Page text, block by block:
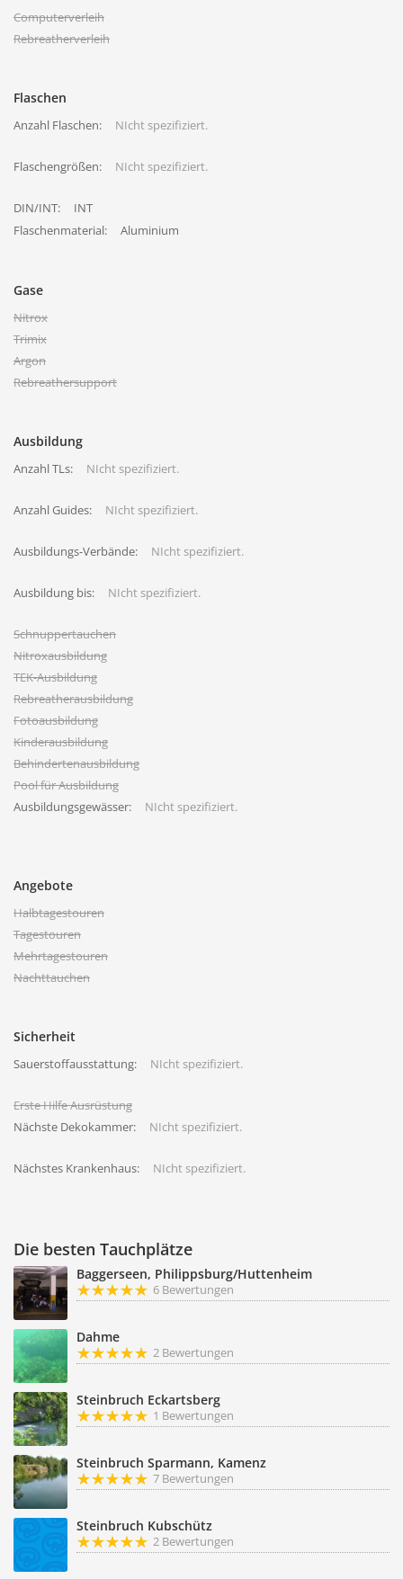
Computerverleih
Rebreatherverleih
Flaschen
Anzahl Flaschen: NIcht spezifiziert.
Flaschengrößen: NIcht spezifiziert.
DIN/INT:
INT
Flaschenmaterial:
Aluminium
Gase
Nitrox
Trimix
Argon
Rebreathersupport
Ausbildung
Anzahl TLs: NIcht spezifiziert.
Anzahl Guides: NIcht spezifiziert.
Ausbildungs-Verbände: NIcht spezifiziert.
Ausbildung bis: NIcht spezifiziert.
Schnuppertauchen
Nitroxausbildung
TEK-Ausbildung
Rebreatherausbildung
Fotoausbildung
Kinderausbildung
Behindertenausbildung
Pool für Ausbildung
Ausbildungsgewässer:
NIcht spezifiziert.
Angebote
Halbtagestouren
Tagestouren
Mehrtagestouren
Nachttauchen
Sicherheit
Sauerstoffausstattung: NIcht spezifiziert.
Erste Hilfe Ausrüstung
Nächste Dekokammer:
NIcht spezifiziert.
Nächstes Krankenhaus: NIcht spezifiziert.
Die besten Tauchplätze
Baggerseen, Philippsburg/Huttenheim
6 Bewertungen
Dahme
2 Bewertungen
Steinbruch Eckartsberg
1 Bewertungen
Steinbruch Sparmann, Kamenz
7 Bewertungen
Steinbruch Kubschütz
2 Bewertungen